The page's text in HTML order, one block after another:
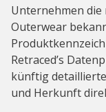
Unternehmen die
Outerwear
Retraced’s
künftig
und Herkunft